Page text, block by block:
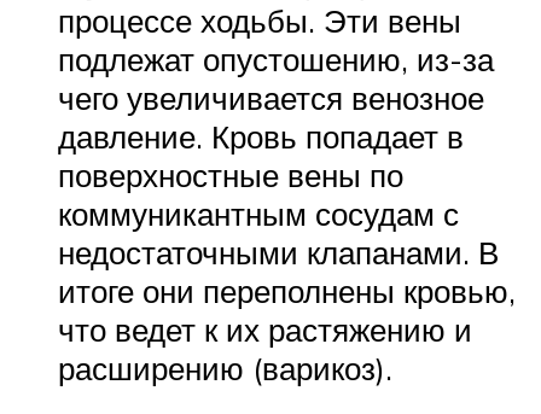
процессе ходьбы. Эти вены
подлежат опустошению, из-за
чего увеличивается венозное
давление. Кровь попадает в
поверхностные вены по
коммуникантным сосудам с
недостаточными клапанами. В
итоге они переполнены кровью,
что ведет к их растяжению и
расширению (варикоз).